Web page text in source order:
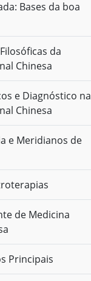
Bases da boa
da
Chinesa
e Diagnóstico na
Chinesa
e Meridianos de
de Medicina
Principais